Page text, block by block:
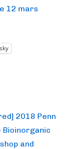
12 mars
2018 Penn
Bioinorganic
and